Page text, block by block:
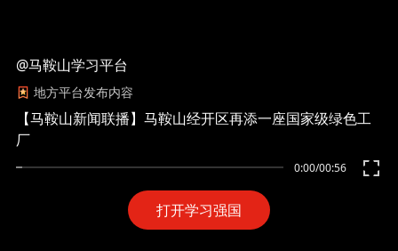
打开学习强国
0:00/00:56
@马鞍山学习平台
地方平台发布内容
【马鞍山新闻联播】马鞍山经开区再添一座国家级绿色工
厂